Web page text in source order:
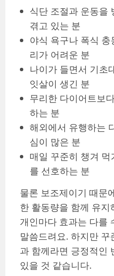
식단 조절과 운동을
겪고 있는 분
야식 욕구나 폭식
리가 어려운 분
나이가 들면서 기초
잇살이 생긴 분
무리한 다이어트보
하는 분
해외에서 유행하는
심이 많은 분
매일 꾸준히 챙겨
를 선호하는 분
물론 보조제이기 때문
한 활동량을 함께 유
개인마다 효과는 다를
말씀드려요. 하지만
과 함께라면 긍정적인
있을 것 같습니다.